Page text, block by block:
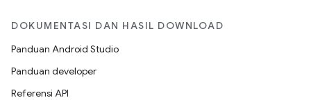
DOKUMENTASI DAN HASIL DOWNLOAD
Panduan Android Studio
Panduan developer
Referensi API